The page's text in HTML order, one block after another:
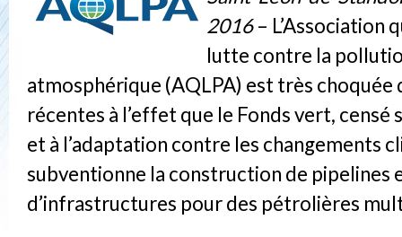
2016– L’Association
lutte contre la
atmosphérique (AQLPA) est très choquée
récentes à l’effet que le Fonds vert, censé
et à l’adaptation contre les changements
subventionne la construction de pipelines
d’infrastructures pour des pétrolières